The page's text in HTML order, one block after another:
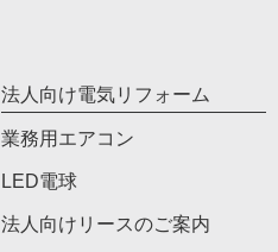
法人向け電気リフォーム
業務用エアコン
LED電球
法人向けリースのご案内